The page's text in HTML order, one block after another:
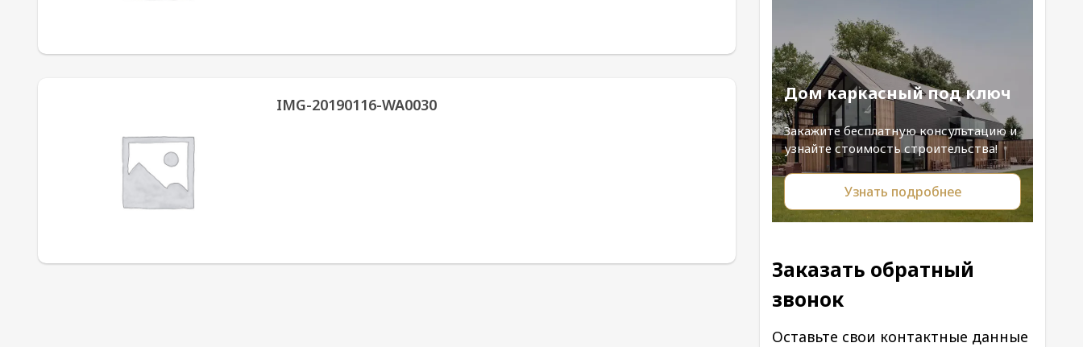
IMG-20190116-WA0030
Дом каркасный под ключ
Закажите бесплатную консультацию и
узнайте стоимость строительства!
Узнать подробнее
Заказать обратный
звонок
Оставьте свои контактные данные